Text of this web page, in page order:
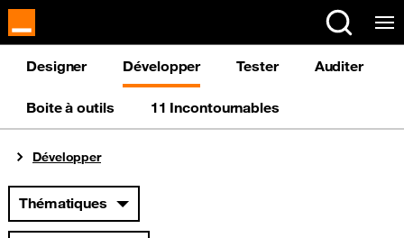
Panneau de gestion des cookies
Designer Développer Tester Auditer
Boite à outils 11 Incontournables
Vous êtes ici
Développer
Thématiques